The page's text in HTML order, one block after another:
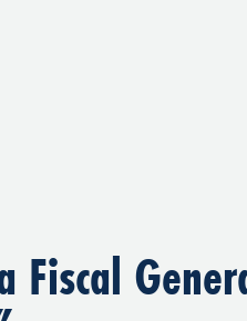
Fiscal